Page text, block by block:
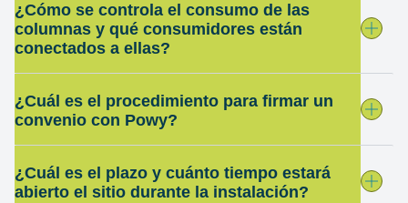
¿Cómo se controla el consumo de las
columnas y qué consumidores están
conectados a ellas?
¿Cuál es el procedimiento para firmar un
convenio con Powy?
¿Cuál es el plazo y cuánto tiempo estará
abierto el sitio durante la instalación?